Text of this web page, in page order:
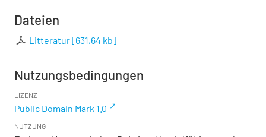
Dateien
Litteratur[631,64 kb]
Nutzungsbedingungen
LIZENZ
Public Domain Mark 1.0
NUTZUNG